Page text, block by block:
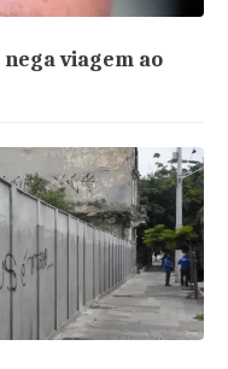
viagem ao